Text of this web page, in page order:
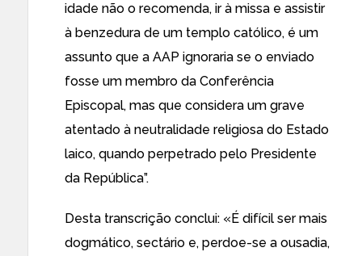
idade não o recomenda, ir à missa e assistir
à benzedura de um templo católico, é um
assunto que a AAP ignoraria se o enviado
fosse um membro da Conferência
Episcopal, mas que considera um grave
atentado à neutralidade religiosa do Estado
laico, quando perpetrado pelo Presidente
da República”.
Desta transcrição conclui: «É difícil ser mais
dogmático, sectário e, perdoe-se a ousadia,